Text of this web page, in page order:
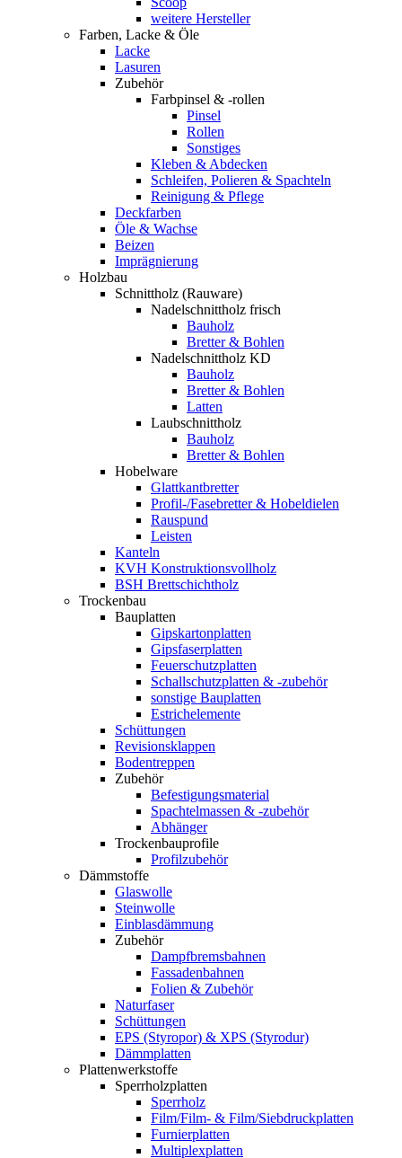
weitere Hersteller
Farben, Lacke & Öle
Lacke
Lasuren
Zubehör
Farbpinsel & -rollen
Pinsel
Rollen
Sonstiges
Kleben & Abdecken
Schleifen, Polieren & Spachteln
Reinigung & Pflege
Deckfarben
Öle & Wachse
Beizen
Imprägnierung
Holzbau
Schnittholz (Rauware)
Nadelschnittholz frisch
Bauholz
Bretter & Bohlen
Nadelschnittholz KD
Bauholz
Bretter & Bohlen
Latten
Laubschnittholz
Bauholz
Bretter & Bohlen
Hobelware
Glattkantbretter
Profil-/Fasebretter & Hobeldielen
Rauspund
Leisten
Kanteln
KVH Konstruktionsvollholz
BSH Brettschichtholz
Trockenbau
Bauplatten
Gipskartonplatten
Gipsfaserplatten
Feuerschutzplatten
Schallschutzplatten & -zubehör
sonstige Bauplatten
Estrichelemente
Schüttungen
Revisionsklappen
Bodentreppen
Zubehör
Befestigungsmaterial
Spachtelmassen & -zubehör
Abhänger
Trockenbauprofile
Profilzubehör
Dämmstoffe
Glaswolle
Steinwolle
Einblasdämmung
Zubehör
Dampfbremsbahnen
Fassadenbahnen
Folien & Zubehör
Naturfaser
Schüttungen
EPS (Styropor) & XPS (Styrodur)
Dämmplatten
Plattenwerkstoffe
Sperrholzplatten
Sperrholz
Film/Film- & Film/Siebdruckplatten
Furnierplatten
Multiplexplatten